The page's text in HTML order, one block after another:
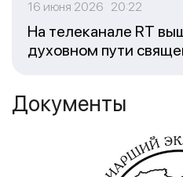
16 июня 2026 20:22
На телеканале RT
духовном пути
Документы